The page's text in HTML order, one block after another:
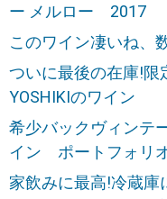
ー メルロー 2017
このワイン凄いね、
ついに最後の在庫!
YOSHIKIのワイン
希少バックヴィンテ
イン ポートフォリ
家飲みに最高!冷蔵庫